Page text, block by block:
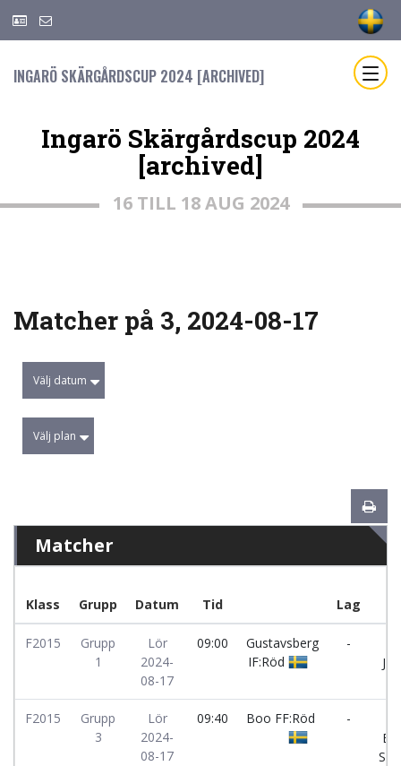
INGARÖ SKÄRGÅRDSCUP 2024 [ARCHIVED]
Ingarö Skärgårdscup 2024
[archived]
16 TILL 18 AUG 2024
Matcher på 3, 2024-08-17
Välj datum
Välj plan
Matcher
Klass Grupp Datum Tid Lag
F2015
Grupp
1
Lör
2024-
08-17
09:00
Gustavsberg
IF:Röd
-
F2015
Grupp
3
Lör
2024-
08-17
09:40 Boo FF:Röd
-
SK -